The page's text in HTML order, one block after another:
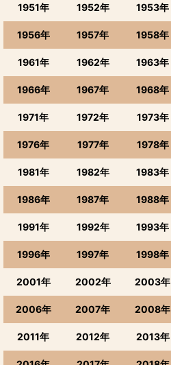
1951年 1952年 1953年
1956年 1957年 1958年
1961年 1962年 1963年
1966年 1967年 1968年
1971年 1972年 1973年
1976年 1977年 1978年
1981年 1982年 1983年
1986年 1987年 1988年
1991年 1992年 1993年
1996年 1997年 1998年
2001年 2002年 2003年
2006年 2007年 2008年
2011年 2012年 2013年